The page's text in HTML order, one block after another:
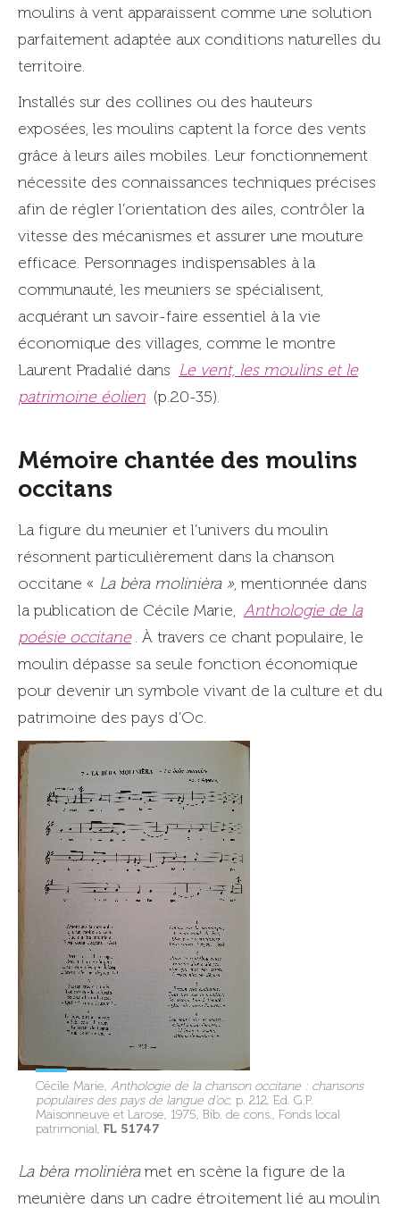
moulins à vent apparaissent comme une solution
parfaitement adaptée aux conditions naturelles du
territoire.
Installés sur des collines ou des hauteurs
exposées, les moulins captent la force des vents
grâce à leurs ailes mobiles. Leur fonctionnement
nécessite des connaissances techniques précises
afin de régler l’orientation des ailes, contrôler la
vitesse des mécanismes et assurer une mouture
efficace. Personnages indispensables à la
communauté, les meuniers se spécialisent,
acquérant un savoir-faire essentiel à la vie
économique des villages, comme le montre
Laurent Pradalié dans
Le vent, les moulins et le
patrimoine éolien (p.20-35).
Mémoire chantée des moulins
occitans
La figure du meunier et l’univers du moulin
résonnent particulièrement dans la chanson
occitane « La bèra molinièra », mentionnée dans
la publication de Cécile Marie, Anthologie de la
poésie occitane . À travers ce chant populaire, le
moulin dépasse sa seule fonction économique
pour devenir un symbole vivant de la culture et du
patrimoine des pays d’Oc.
Cécile Marie, Anthologie de la chanson occitane : chansons
populaires des pays de langue d’oc, p. 212, Ed. G.P.
Maisonneuve et Larose, 1975, Bib. de cons., Fonds local
patrimonial, FL 51747
La bèra molinièramet en scène la figure de la
meunière dans un cadre étroitement lié au moulin